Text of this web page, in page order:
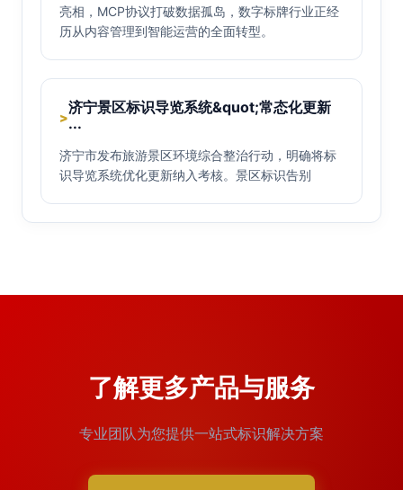
亮相，MCP协议打破数据孤岛，数字标牌行业正经
历从内容管理到智能运营的全面转型。
>
济宁景区标识导览系统&quot;常态化更新
···
济宁市发布旅游景区环境综合整治行动，明确将标
识导览系统优化更新纳入考核。景区标识告别
了解更多产品与服务
专业团队为您提供一站式标识解决方案